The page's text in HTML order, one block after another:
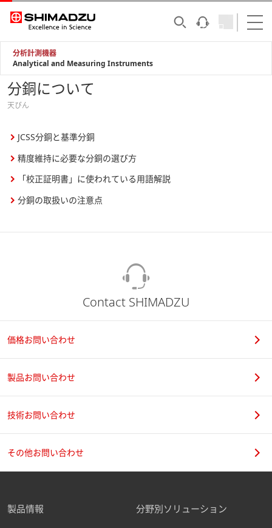
分析計測機器
Analytical and Measuring Instruments
分銅について
天びん
JCSS分銅と基準分銅
精度維持に必要な分銅の選び方
「校正証明書」に使われている用語解説
分銅の取扱いの注意点
Contact SHIMADZU
価格お問い合わせ
製品お問い合わせ
技術お問い合わせ
その他お問い合わせ
製品情報 分野別ソリューション